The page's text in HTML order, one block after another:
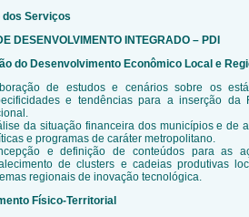
dos Serviços
DESENVOLVIMENTO INTEGRADO – PDI
do Desenvolvimento Econômico Local e
de estudos e cenários sobre os
e tendências para a inserção da
da situação financeira dos municípios e de
e programas de caráter metropolitano.
e definição de conteúdos para as
de clusters e cadeias produtivas
regionais de inovação tecnológica.
Físico-Territorial